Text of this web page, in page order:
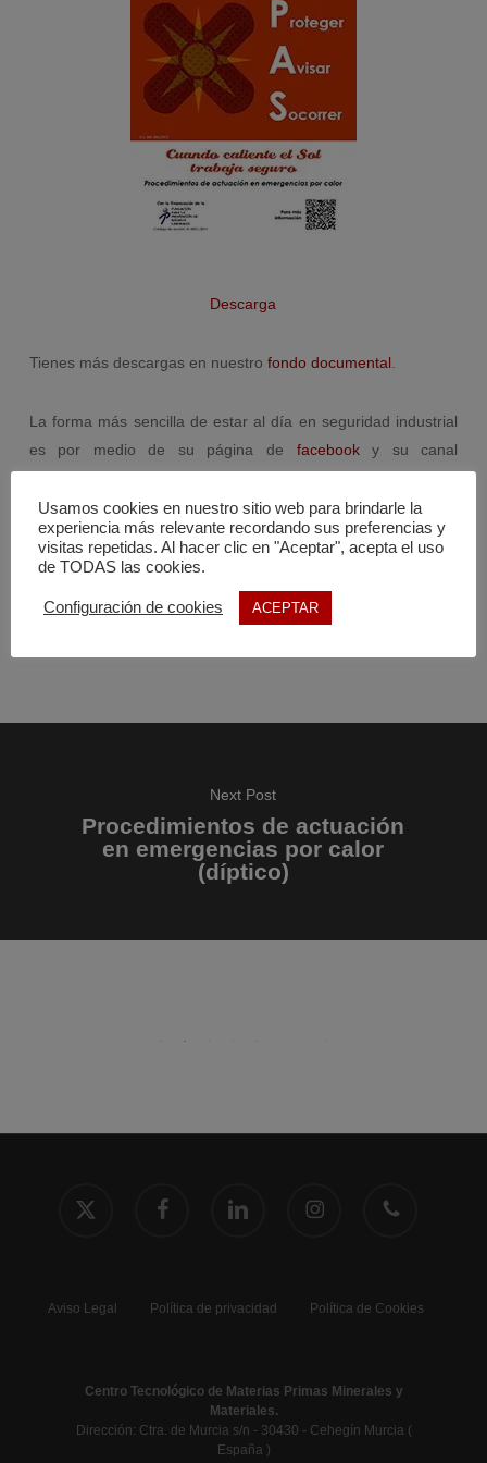
Descarga
Tienes más descargas en nuestro fondo documental
La forma más sencilla de estar al día en seguridad industrial
es por medio de su página de facebooky su canal
noticias y vídeos.
Importante:
Material protegido con derechos de autor.
Cualquier uso deberá de respetar la autoría de su propietario
y la entidad que lo financie y/o subvencione.
Next Post
Procedimientos de actuación
en emergencias por calor
(díptico)
twitter
Aviso Legal Política de privacidad Política de Cookies
Centro Tecnológico de Materias Primas Minerales y
Materiales.
Dirección: Ctra. de Murcia s/n - 30430 - Cehegín Murcia (
España )
Usamos cookies en nuestro sitio web para brindarle la
experiencia más relevante recordando sus preferencias y
visitas repetidas. Al hacer clic en "Aceptar", acepta el uso
de TODAS las cookies.
Configuración de cookies ACEPTAR